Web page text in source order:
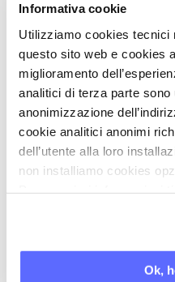
Informativa cookie
Utilizziamo cookies tecnici
questo sito web e cookies
miglioramento
analitici di terza parte
anonimizzazione
cookie analitici anonimi
dell’utente alla loro
non installiamo cookies
Ok,
Massaggio -Mastectomia
Mastodinia / Mastalgia
Matrimonio non consumato -
Medicina di precisione -
Medicina rigenerativa -
Medico di famiglia -
Melatonina -Memoria -
Menopausa temporanea
Menopausa temporanea